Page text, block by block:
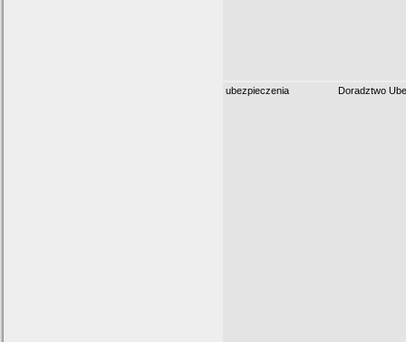
ubezpieczenia Doradztwo